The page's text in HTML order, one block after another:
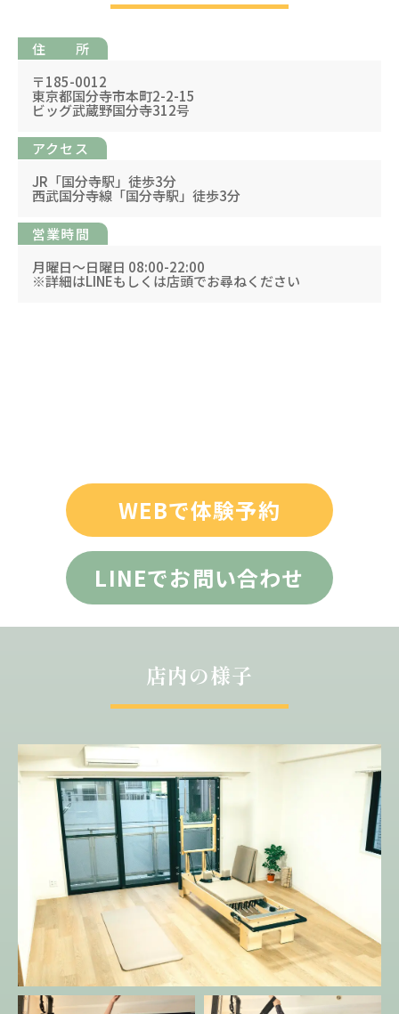
住 所
〒185-0012
東京都国分寺市本町2-2-15
ビッグ武蔵野国分寺312号
アクセス
JR「国分寺駅」徒歩3分
西武国分寺線「国分寺駅」徒歩3分
営業時間
月曜日〜日曜日 08:00-22:00
※詳細はLINEもしくは店頭でお尋ねください
WEBで体験予約
LINEでお問い合わせ
店内の様子